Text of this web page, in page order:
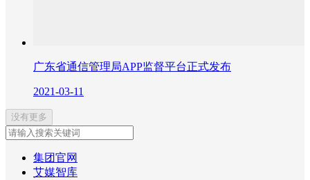
广东省通信管理局APP监督平台正式发布
2021-03-11
没有更多
集团官网
艾媒智库